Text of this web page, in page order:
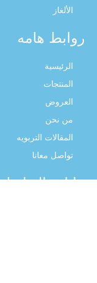
الألغاز
روابط هامه
الرئيسية
المنتجات
العروض
من نحن
المقالات التربويه
تواصل معانا
بيانات